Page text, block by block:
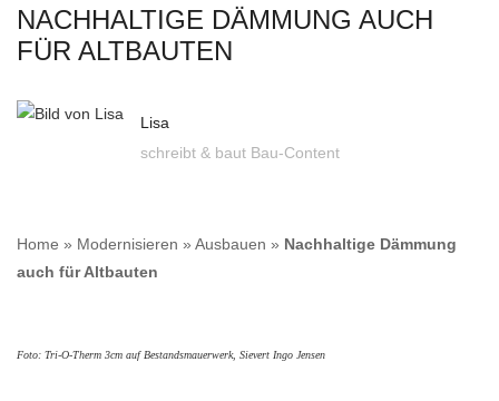
NACHHALTIGE DÄMMUNG AUCH
FÜR ALTBAUTEN
Lisa
schreibt & baut Bau-Content
Home » Modernisieren » Ausbauen » Nachhaltige Dämmung
auch für Altbauten
Foto: Tri-O-Therm 3cm auf Bestandsmauerwerk, Sievert Ingo Jensen